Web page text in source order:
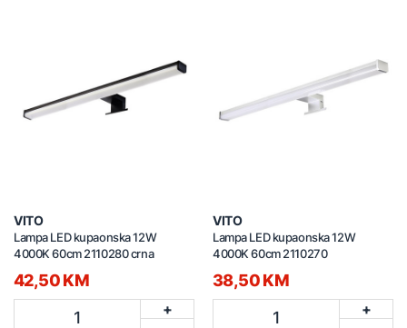
VITO
Lampa LED kupaonska 12W
4000K 60cm 2110280 crna
42,50 KM
1
+
VITO
Lampa LED kupaonska 12W
4000K 60cm 2110270
38,50 KM
1
+